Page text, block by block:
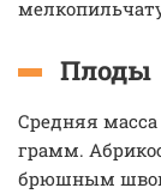
Плоды
Средняя
грамм.
брюшным